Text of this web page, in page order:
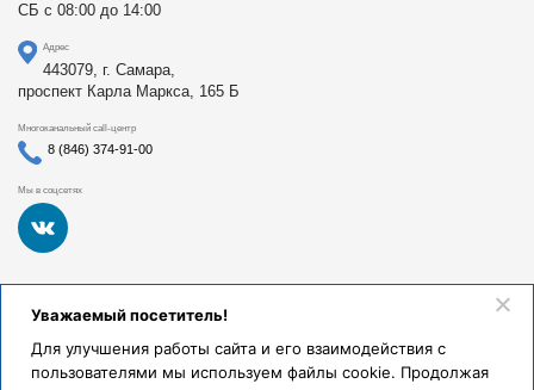
СБ с 08:00 до 14:00
Адрес
443079, г. Самара,
проспект Карла Маркса, 165 Б
Многоканальный call-центр
8 (846) 374-91-00
Мы в соцсетях
Федеральное государственное бюджетное образовательное
учреждение высшего образования «Самарский
здравоохранения Российской Федерации». Клиники СамГМУ
были основаны в 1930 году.
Уважаемый посетитель!
Для улучшения работы сайта и его взаимодействия с
пользователями мы используем файлы cookie. Продолжая